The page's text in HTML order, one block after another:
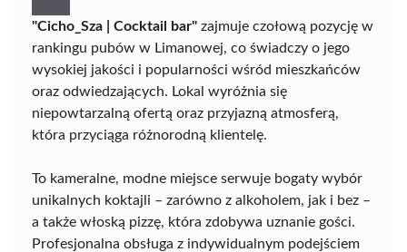
"Cicho_Sza | Cocktail bar" zajmuje czołową pozycję w
rankingu pubów w Limanowej, co świadczy o jego
wysokiej jakości i popularności wśród mieszkańców
oraz odwiedzających. Lokal wyróżnia się
niepowtarzalną ofertą oraz przyjazną atmosferą,
która przyciąga różnorodną klientelę.
To kameralne, modne miejsce serwuje bogaty wybór
unikalnych koktajli – zarówno z alkoholem, jak i bez –
a także włoską pizzę, która zdobywa uznanie gości.
Profesjonalna obsługa z indywidualnym podejściem